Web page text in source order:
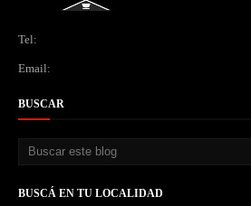
Tel:
Email:
BUSCAR
BUSCÁ EN TU LOCALIDAD